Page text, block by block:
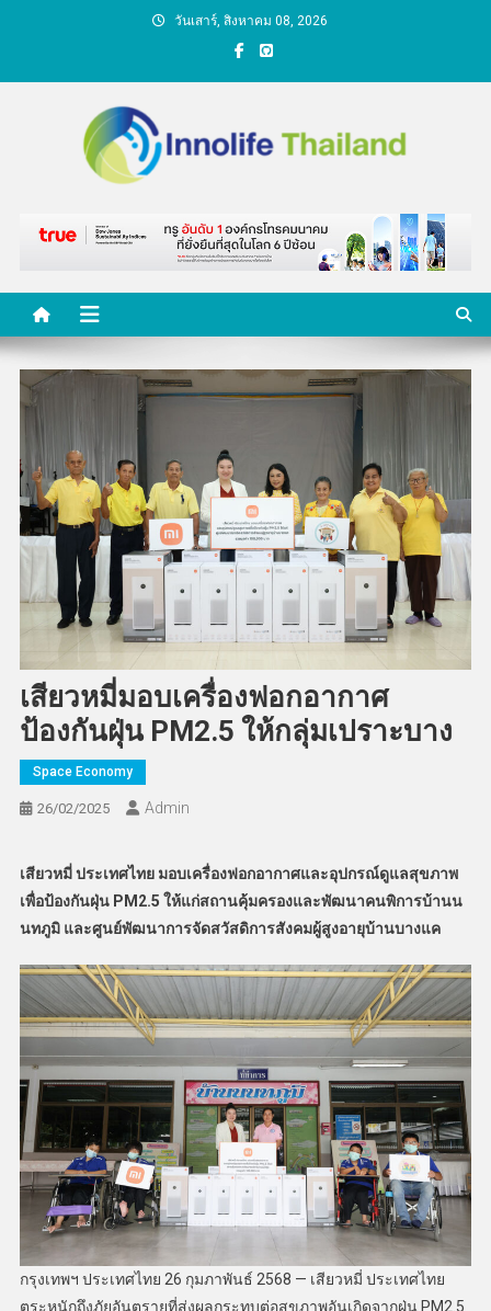
วันเสาร์, สิงหาคม 08, 2026
คนกับความคิด ชีวิตกับ
นวัตกรรม
เสียวหมี่มอบเครื่องฟอกอากาศ
ป้องกันฝุ่น PM2.5 ให้กลุ่มเปราะบาง
Space Economy
26/02/2025 Admin
เสียวหมี่ ประเทศไทย มอบเครื่องฟอกอากาศและอุปกรณ์ดูแลสุขภาพ
เพื่อป้องกันฝุ่น PM 2.5 ให้แก่สถานคุ้มครองและพัฒนาคนพิการบ้านน
นทภูมิ และศูนย์พัฒนาการจัดสวัสดิการสังคมผู้สูงอายุบ้านบางแค
กรุงเทพฯ ประเทศไทย 26 กุมภาพันธ์ 2568 — เสียวหมี่ ประเทศไทย
ตระหนักถึงภัยอันตรายที่ส่งผลกระทบต่อสุขภาพอันเกิดจากฝุ่น PM2.5